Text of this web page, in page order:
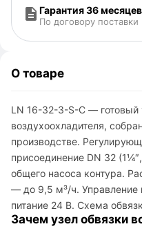
Гарантия 36 месяцев
По договору поставки
О товаре
LN 16-32-3-S-C — готовый
воздухоохладителя,
производстве.
присоединение DN 32
общего насоса контура.
— до 9,5 м³/ч. Управление
питание 24 В. Схема
Зачем узел обвязки